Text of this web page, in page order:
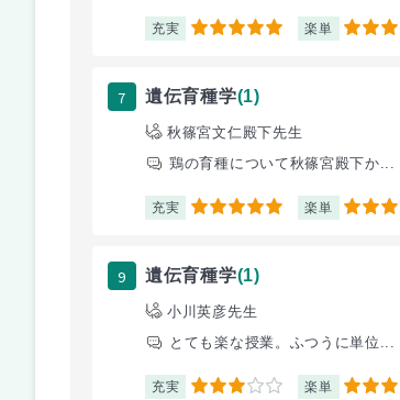
充実 5 楽単 3
7 遺伝育種学(1)
秋篠宮文仁殿下先生
鶏の育種について秋篠宮殿下か...
充実 5 楽単 3
9 遺伝育種学(1)
小川英彦先生
とても楽な授業。ふつうに単位...
充実 3 楽単 5